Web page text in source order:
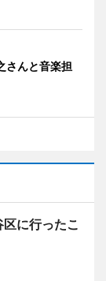
さんと音楽担
に行ったこ